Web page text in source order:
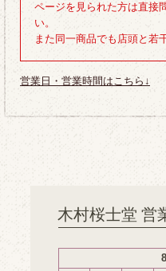
ページを見られた方は直接
い。
また同一商品でも店頭と若
営業日・営業時間はこちら↓
木村桜士堂 営